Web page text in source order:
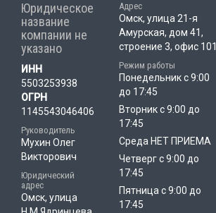
Юридическое
название
компании не
указано
ИНН
5503253938
ОГРН
1145543046406
Руководитель
Мухин Олег
Викторович
Юридический
адрес
Омск, улица
Адрес
Омск, улица 21-я
Амурская, дом 41,
строение 3, офис 101
Режим работы
Понедельник с 9:00
до 17:45
Вторник с 9:00 до
17:45
Среда НЕТ ПРИЕМА
Четверг с 9:00 до
17:45
Пятница с 9:00 до
17:45